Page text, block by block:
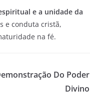
e a unidade da
e conduta cristã,
na fé.
Do Poder
Divino